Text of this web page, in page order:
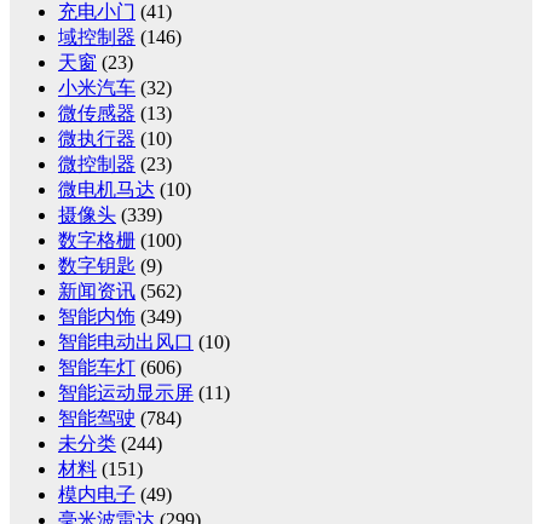
充电小门 (41)
域控制器 (146)
天窗 (23)
小米汽车 (32)
微传感器 (13)
微执行器 (10)
微控制器 (23)
微电机马达 (10)
摄像头 (339)
数字格栅 (100)
数字钥匙 (9)
新闻资讯 (562)
智能内饰 (349)
智能电动出风口 (10)
智能车灯 (606)
智能运动显示屏 (11)
智能驾驶 (784)
未分类 (244)
材料 (151)
模内电子 (49)